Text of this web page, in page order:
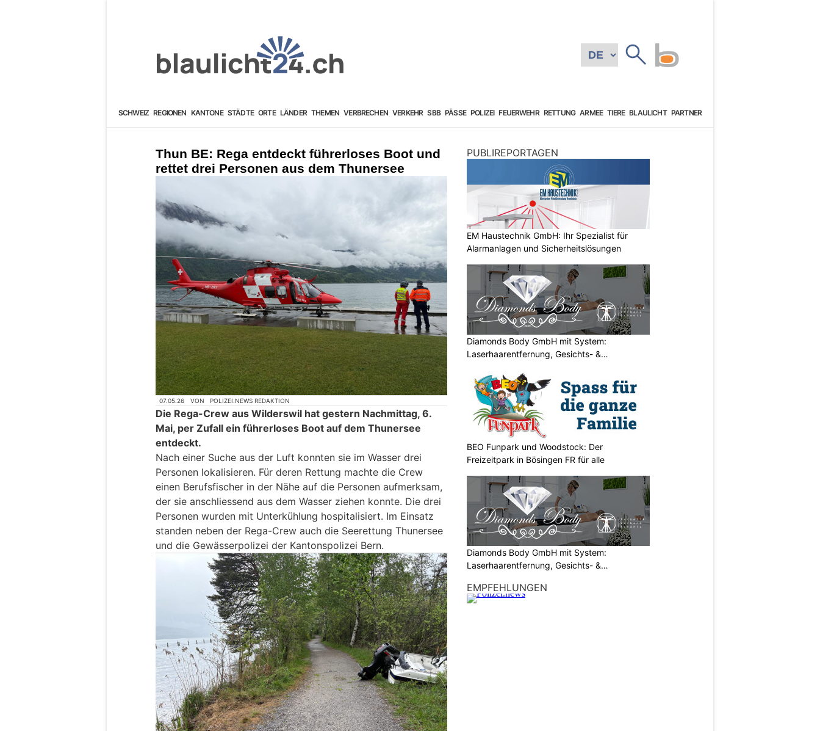
SCHWEIZ REGIONEN KANTONE STÄDTE ORTE LÄNDER THEMEN VERBRECHEN VERKEHR SBB PÄSSE POLIZEI FEUERWEHR RETTUNG ARMEE TIERE BLAULICHT PARTNER
Thun BE: Rega entdeckt führerloses Boot und
rettet drei Personen aus dem Thunersee
07.05.26 VON POLIZEI.NEWS REDAKTION
Die Rega-Crew aus Wilderswil hat gestern Nachmittag, 6.
Mai, per Zufall ein führerloses Boot auf dem Thunersee
entdeckt.
Nach einer Suche aus der Luft konnten sie im Wasser drei
Personen lokalisieren. Für deren Rettung machte die Crew
einen Berufsfischer in der Nähe auf die Personen aufmerksam,
der sie anschliessend aus dem Wasser ziehen konnte. Die drei
Personen wurden mit Unterkühlung hospitalisiert. Im Einsatz
standen neben der Rega-Crew auch die Seerettung Thunersee
und die Gewässerpolizei der Kantonspolizei Bern.
PUBLIREPORTAGEN
EM Haustechnik GmbH: Ihr Spezialist für
Alarmanlagen und Sicherheitslösungen
Diamonds Body GmbH mit System:
Laserhaarentfernung, Gesichts- &
BEO Funpark und Woodstock: Der
Freizeitpark in Bösingen FR für alle
Diamonds Body GmbH mit System:
Laserhaarentfernung, Gesichts- &
EMPFEHLUNGEN